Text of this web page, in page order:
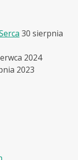
30 sierpnia
2024
2023